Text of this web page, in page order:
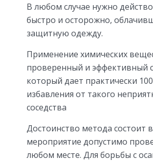
В любом случае нужно
быстро и осторожно,
защитную одежду.
Применение химических
проверенный и эффективный
который дает практически
избавления от такого
соседства
Достоинство метода состоит
мероприятие допустимо
любом месте. Для борьбы с